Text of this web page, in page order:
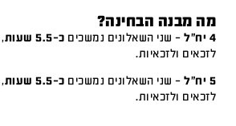
מה מבנה הבחינה?
4 יח"ל – שני השאלונים נמשכים כ-5.5 שעות
לזכאים ולזכאיות.
5 יח"ל – שני השאלונים נמשכים כ-5.5 שעות
לזכאים ולזכאיות.